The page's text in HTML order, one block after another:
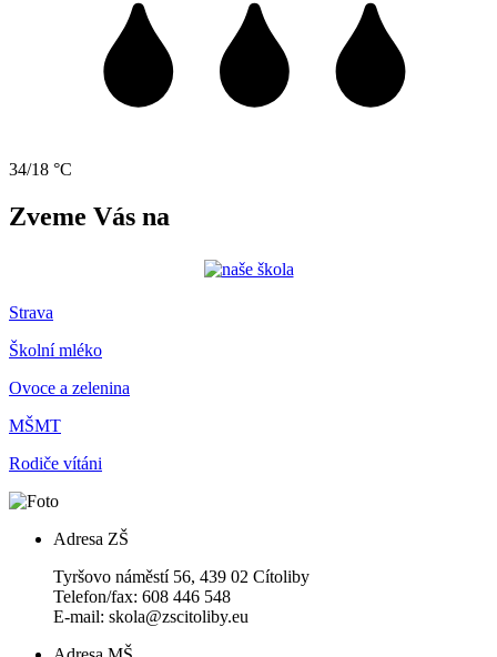
34/18 °C
Zveme Vás na
Strava
Školní mléko
Ovoce a zelenina
MŠMT
Rodiče vítáni
Adresa ZŠ
Tyršovo náměstí 56, 439 02 Cítoliby
Telefon/fax: 608 446 548
E-mail: skola@zscitoliby.eu